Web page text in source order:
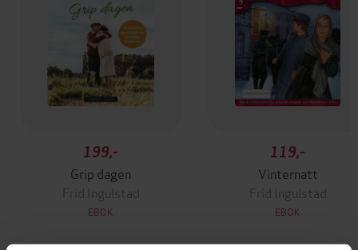
199,-
Grip dagen
Frid Ingulstad
EBOK
119,-
Vinternatt
Frid Ingulstad
EBOK